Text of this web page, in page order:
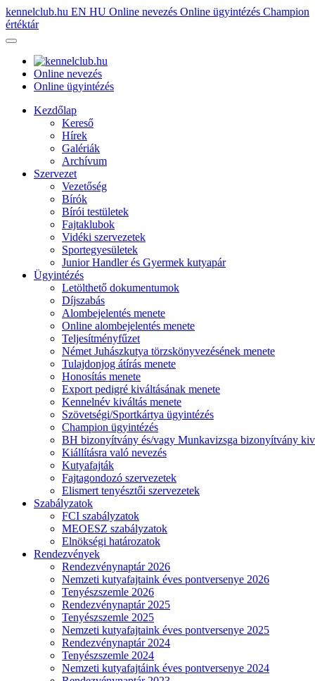
kennelclub.hu EN HU Online nevezés Online ügyintézés Champion
értéktár
Online nevezés
Online ügyintézés
Kezdőlap
Kereső
Hírek
Galériák
Archívum
Szervezet
Vezetőség
Bírók
Bírói testületek
Fajtaklubok
Vidéki szervezetek
Sportegyesületek
Junior Handler és Gyermek kutyapár
Ügyintézés
Letölthető dokumentumok
Díjszabás
Alombejelentés menete
Online alombejelentés menete
Teljesítményfűzet
Német Juhászkutya törzskönyvezésének menete
Tulajdonjog átírás menete
Honosítás menete
Export pedigré kiváltásának menete
Kennelnév kiváltás menete
Szövetségi/Sportkártya ügyintézés
Champion ügyintézés
BH bizonyítvány és/vagy Munkavizsga bizonyítvány
Kiállításra való nevezés
Kutyafajták
Fajtagondozó szervezetek
Elismert tenyésztői szervezetek
Szabályzatok
FCI szabályzatok
MEOESZ szabályzatok
Elnökségi határozatok
Rendezvények
Rendezvénynaptár 2026
Nemzeti kutyafajtaink éves pontversenye 2026
Tenyészszemle 2026
Rendezvénynaptár 2025
Tenyészszemle 2025
Nemzeti kutyafajtaink éves pontversenye 2025
Rendezvénynaptár 2024
Tenyészszemle 2024
Nemzeti kutyafajtáink éves pontversenye 2024